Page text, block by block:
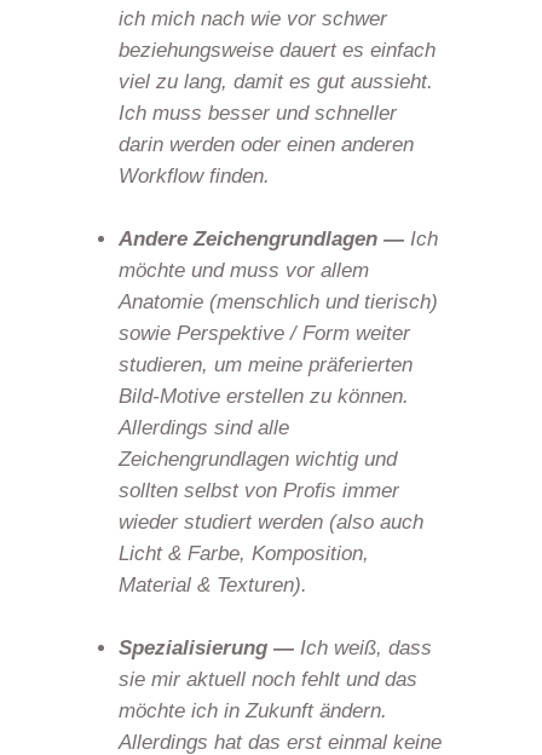
ich mich nach wie vor schwer
beziehungsweise dauert es einfach
viel zu lang, damit es gut aussieht.
Ich muss besser und schneller
darin werden oder einen anderen
Workflow finden.
Andere Zeichengrundlagen —Ich
möchte und muss vor allem
Anatomie (menschlich und tierisch)
sowie Perspektive / Form weiter
studieren, um meine präferierten
Bild-Motive erstellen zu können.
Allerdings sind alle
Zeichengrundlagen wichtig und
sollten selbst von Profis immer
wieder studiert werden (also auch
Licht & Farbe, Komposition,
Material & Texturen).
Spezialisierung —Ich weiß, dass
sie mir aktuell noch fehlt und das
möchte ich in Zukunft ändern.
Allerdings hat das erst einmal keine